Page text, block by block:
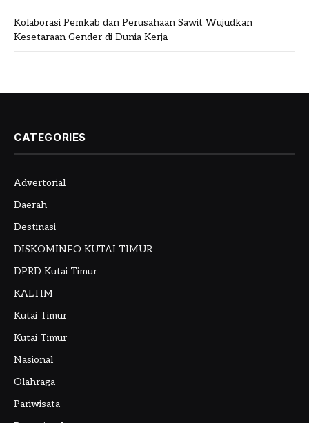
Kolaborasi Pemkab dan Perusahaan Sawit Wujudkan
Kesetaraan Gender di Dunia Kerja
CATEGORIES
Advertorial
Daerah
Destinasi
DISKOMINFO KUTAI TIMUR
DPRD Kutai Timur
KALTIM
Kutai Timur
Kutai Timur
Nasional
Olahraga
Pariwisata